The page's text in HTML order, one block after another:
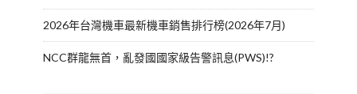
2026年台灣機車最新機車銷售排行榜(2026年7月)
NCC群龍無首，亂發國國家級告警訊息(PWS)!?